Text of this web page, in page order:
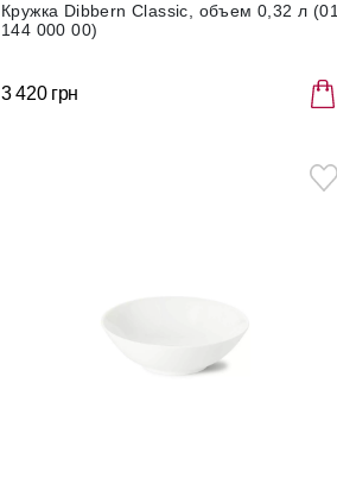
Кружка Dibbern Classic, объем 0,32 л (01
144 000 00)
3 420 грн